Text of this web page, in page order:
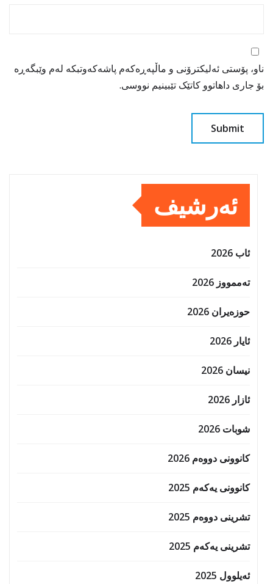
ناو، پۆستی ئەلیکترۆنی و ماڵپەڕەکەم پاشەکەوتبکە لەم وێبگەڕە
بۆ جاری داهاتوو کاتێک تێبینیم نووسی.
ئەرشیف
ئاب 2026
تەممووز 2026
حوزه‌یران 2026
ئایار 2026
نیسان 2026
ئازار 2026
شوبات 2026
کانوونی دووەم 2026
کانوونی یەکەم 2025
تشرینی دووەم 2025
تشرینی یەکەم 2025
ئەیلوول 2025